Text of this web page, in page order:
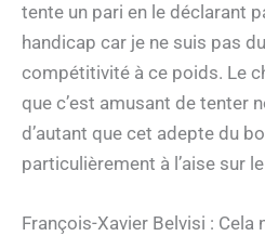
tente un pari en le déclarant
handicap car je ne suis pas
compétitivité à ce poids. Le
que c’est amusant de tenter
d’autant que cet adepte du
particulièrement à l’aise sur
François-Xavier Belvisi : Cela